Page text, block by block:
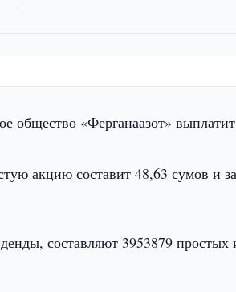
общество «Ферганаазот»
акцию составит 48,63 сумов и
составляют 3953879 простых